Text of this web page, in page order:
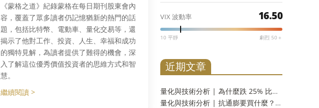
《蒙格之道》紀錄蒙格在每日期刊股東會內
容，覆蓋了眾多讀者仍記憶猶新的熱門的話
題，包括比特幣、電動車、量化交易等，還
揭示了他對工作、投資、人生、幸福和成功
的獨特見解，為讀者提供了難得的機會，深
入了解這位優秀價值投資者的思維方式和智
慧。
繼續閱讀 >
VIX 波動率 16.50
10 平靜 劇烈 50＋
近期文章
量化與技術分析 | 為什麼跌 25% 比崩盤 50% 更可怕？水下時間與潰瘍指數，風險的另一個量法
量化與技術分析 | 抗通膨要買什麼？八種工具十九年實測：名字裡有抗通膨的那一個，反而測不出反應